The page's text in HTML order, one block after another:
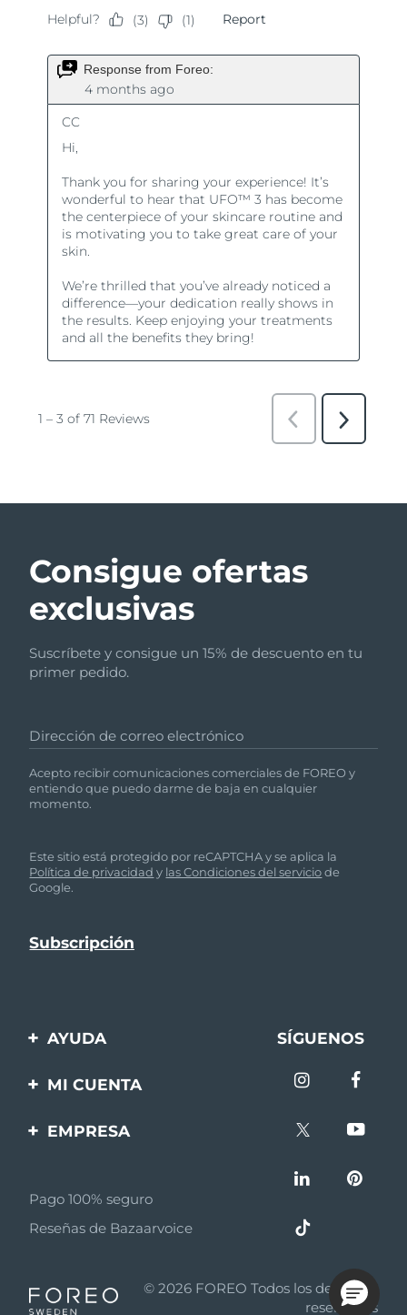
Consigue ofertas
exclusivas
Suscríbete y consigue un 15% de descuento en tu
primer pedido.
Dirección de correo electrónico
Acepto recibir comunicaciones comerciales de FOREO y
entiendo que puedo darme de baja en cualquier
momento.
Este sitio está protegido por reCAPTCHA y se aplica la
Política de privacidad y las Condiciones del serviciode
Google.
AYUDA
Contáctanos
batería
SÍGUENOS
MI CUENTA
Registro de productos
EMPRESA
Afiliados
Noticias de afiliados
Asociados
Pago 100% seguro
Reseñas de Bazaarvoice
© 2026 FOREO Todos los derechos
reservados